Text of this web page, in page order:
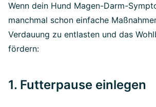
Wenn dein Hund Magen-Darm-
manchmal schon einfache
Verdauung zu entlasten und das
fördern:
1. Futterpause einlegen